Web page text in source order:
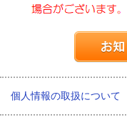
個人情報の取扱について